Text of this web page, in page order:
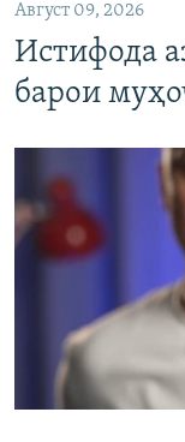
Август 09, 2026
Истифода
барои